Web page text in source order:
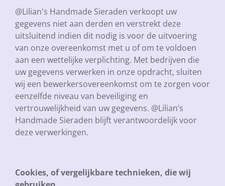
@Lilian's Handmade Sieraden verkoopt uw
gegevens niet aan derden en verstrekt deze
uitsluitend indien dit nodig is voor de uitvoering
van onze overeenkomst met u of om te voldoen
aan een wettelijke verplichting. Met bedrijven die
uw gegevens verwerken in onze opdracht, sluiten
wij een bewerkersovereenkomst om te zorgen voor
eenzelfde niveau van beveiliging en
vertrouwelijkheid van uw gegevens. @Lilian’s
Handmade Sieraden blijft verantwoordelijk voor
deze verwerkingen.
Cookies, of vergelijkbare technieken, die wij